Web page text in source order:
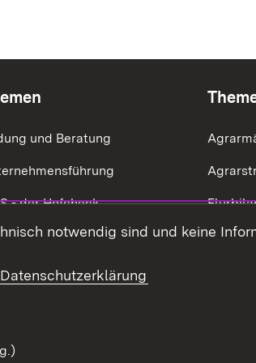
und Beratung
- der Hofcheck
der Betriebszweige
notwendig sind und keine
Datenschutzerklärung